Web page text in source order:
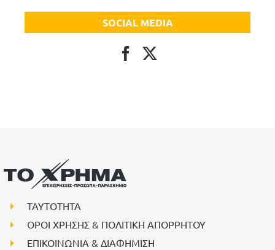
SOCIAL MEDIA
ΤΑΥΤΟΤΗΤΑ
ΟΡΟΙ ΧΡΗΣΗΣ & ΠΟΛΙΤΙΚΗ ΑΠΟΡΡΗΤΟΥ
ΕΠΙΚΟΙΝΩΝΙΑ & ΔΙΑΦΗΜΙΣΗ